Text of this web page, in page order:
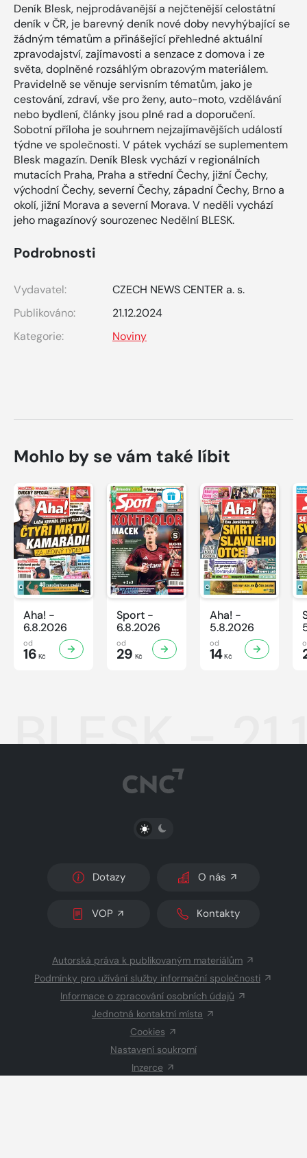
Deník Blesk, nejprodávanější a nejčtenější celostátní
deník v ČR, je barevný deník nové doby nevyhýbající se
žádným tématům a přinášející přehledné aktuální
zpravodajství, zajímavosti a senzace z domova i ze
světa, doplněné rozsáhlým obrazovým materiálem.
Pravidelně se věnuje servisním tématům, jako je
cestování, zdraví, vše pro ženy, auto-moto, vzdělávání
nebo bydlení, články jsou plné rad a doporučení.
Sobotní příloha je souhrnem nejzajímavějších událostí
týdne ve společnosti. V pátek vychází se suplementem
Blesk magazín. Deník Blesk vychází v regionálních
mutacích Praha, Praha a střední Čechy, jižní Čechy,
východní Čechy, severní Čechy, západní Čechy, Brno a
okolí, jižní Morava a severní Morava. V neděli vychází
jeho magazínový sourozenec Nedělní BLESK.
Podrobnosti
Vydavatel:
CZECH NEWS CENTER a. s.
Publikováno:
21.12.2024
Kategorie:
Noviny
Mohlo by se vám také líbit
Aha! -
6.8.2026
od
16 Kč
Sport -
6.8.2026
od
29 Kč
Aha! -
5.8.2026
od
14Kč
BLESK -
PŘEPNOUT SVĚTLÝ/TMAVÝ REŽIM
Dotazy O nás
VOP Kontakty
Autorská práva k publikovaným materiálům
Podmínky pro užívání služby informační společnosti
Informace o zpracování osobních údajů
Jednotná kontaktní místa
Cookies
Nastavení soukromí
Inzerce